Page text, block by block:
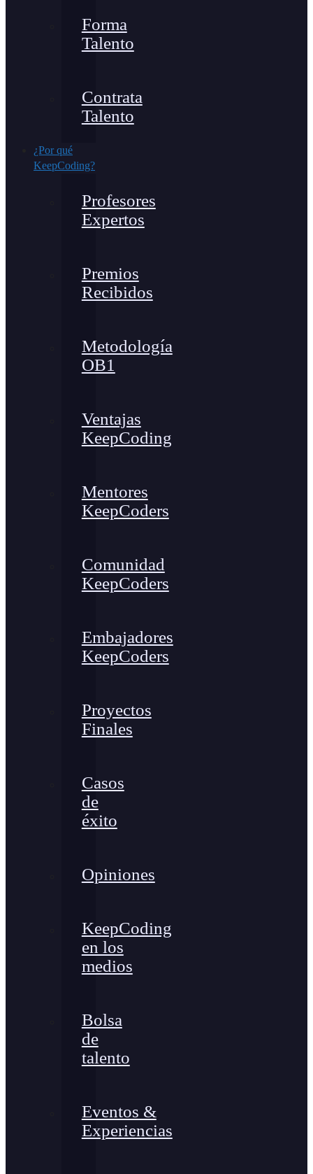
Forma
Talento
Contrata
Talento
¿Por qué
KeepCoding?
Profesores
Expertos
Premios
Recibidos
Metodología
OB1
Ventajas
KeepCoding
Mentores
KeepCoders
Comunidad
KeepCoders
Embajadores
KeepCoders
Proyectos
Finales
Casos
de
éxito
Opiniones
KeepCoding
en los
medios
Bolsa
de
talento
Eventos &
Experiencias